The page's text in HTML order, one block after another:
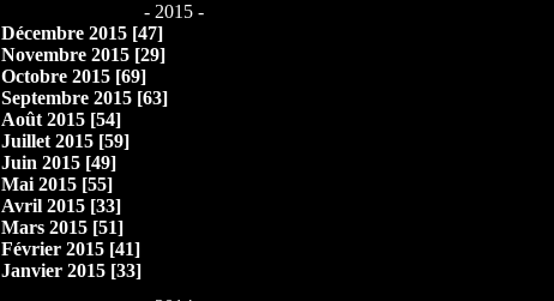
- 2015 -
Décembre 2015 [47]
Novembre 2015 [29]
Octobre 2015 [69]
Septembre 2015 [63]
Août 2015 [54]
Juillet 2015 [59]
Juin 2015 [49]
Mai 2015 [55]
Avril 2015 [33]
Mars 2015 [51]
Février 2015 [41]
Janvier 2015 [33]